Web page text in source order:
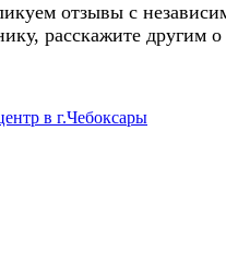
отзывы с
расскажите другим о